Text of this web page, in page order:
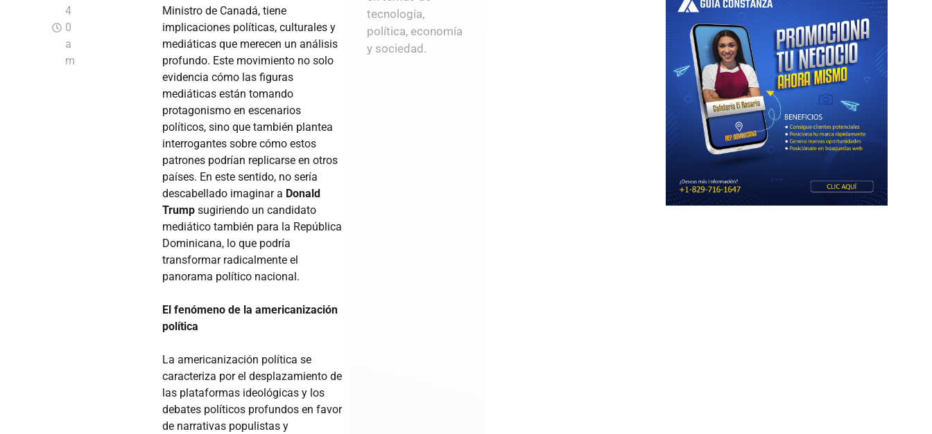
4
0
a
m
Ministro de Canadá, tiene
implicaciones políticas, culturales y
mediáticas que merecen un análisis
profundo. Este movimiento no solo
evidencia cómo las figuras
mediáticas están tomando
protagonismo en escenarios
políticos, sino que también plantea
interrogantes sobre cómo estos
patrones podrían replicarse en otros
países. En este sentido, no sería
descabellado imaginar a Donald
Trumpsugiriendo un candidato
mediático también para la República
Dominicana, lo que podría
transformar radicalmente el
panorama político nacional.
El fenómeno de la americanización
política
La americanización política se
caracteriza por el desplazamiento de
las plataformas ideológicas y los
debates políticos profundos en favor
de narrativas populistas y
tecnología,
política, economía
y sociedad.